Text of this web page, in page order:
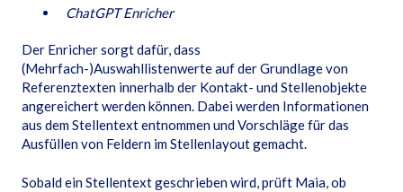
ChatGPT Enricher
Der Enricher sorgt dafür, dass
(Mehrfach-)Auswahllistenwerte auf der Grundlage von
Referenztexten innerhalb der Kontakt- und Stellenobjekte
angereichert werden können. Dabei werden Informationen
aus dem Stellentext entnommen und Vorschläge für das
Ausfüllen von Feldern im Stellenlayout gemacht.
Sobald ein Stellentext geschrieben wird, prüft Maia, ob